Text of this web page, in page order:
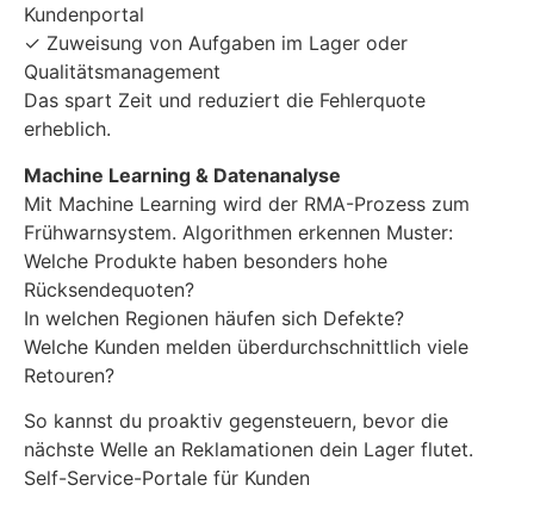
Kundenportal
✓ Zuweisung von Aufgaben im Lager oder
Qualitätsmanagement
Das spart Zeit und reduziert die Fehlerquote
erheblich.
Machine Learning & Datenanalyse
Mit Machine Learning wird der RMA-Prozess zum
Frühwarnsystem. Algorithmen erkennen Muster:
Welche Produkte haben besonders hohe
Rücksendequoten?
In welchen Regionen häufen sich Defekte?
Welche Kunden melden überdurchschnittlich viele
Retouren?
So kannst du proaktiv gegensteuern, bevor die
nächste Welle an Reklamationen dein Lager flutet.
Self-Service-Portale für Kunden